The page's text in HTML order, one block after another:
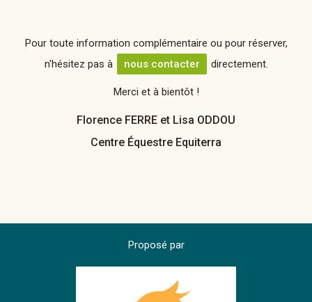
Pour toute information complémentaire ou pour réserver,
n'hésitez pas à
nous contacter directement.
Merci et à bientôt !
Florence FERRE et Lisa ODDOU
Centre Équestre Equiterra
Proposé par